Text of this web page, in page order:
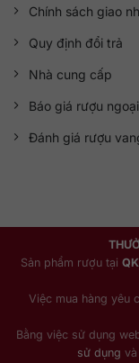
Chính sách giao
Quy định đổi trả
Nhà cung cấp
Báo giá rượu ngoại
Đánh giá rượu
Sản phẩm rượu tại
Việc mua hàng yêu
Bằng việc sử dụng
sử dụng và